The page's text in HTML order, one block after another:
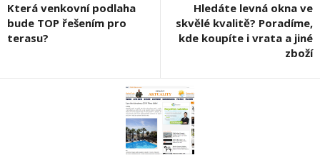
Která venkovní podlaha
bude TOP řešením pro
terasu?
Hledáte levná okna ve
skvělé kvalitě? Poradíme,
kde koupíte i vrata a jiné
zboží